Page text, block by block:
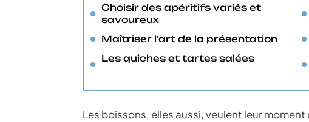
Choisir des apéritifs variés et
savoureux
Maîtriser l’art de la présentation
Les quiches et tartes salées
Les boissons, elles aussi, veulent leur